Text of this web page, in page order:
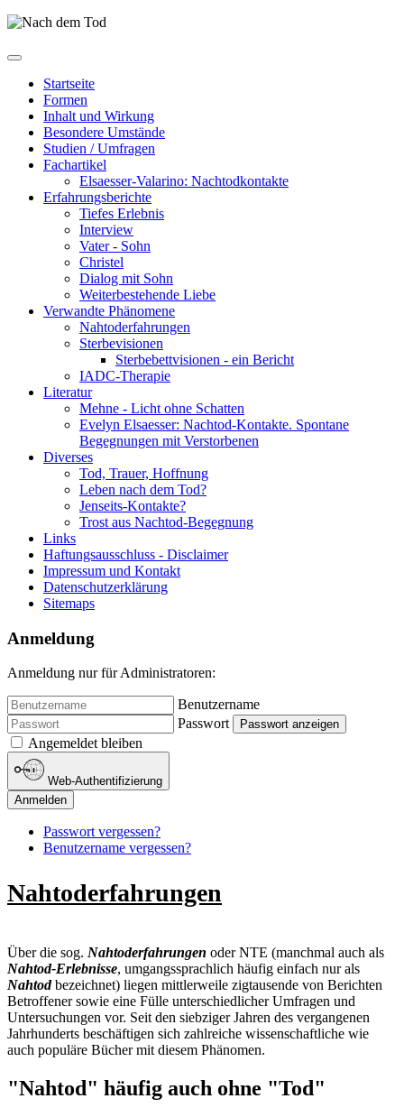
Startseite
Formen
Inhalt und Wirkung
Besondere Umstände
Studien / Umfragen
Fachartikel
Elsaesser-Valarino: Nachtodkontakte
Erfahrungsberichte
Tiefes Erlebnis
Interview
Vater - Sohn
Christel
Dialog mit Sohn
Weiterbestehende Liebe
Verwandte Phänomene
Nahtoderfahrungen
Sterbevisionen
Sterbebettvisionen - ein Bericht
IADC-Therapie
Literatur
Mehne - Licht ohne Schatten
Evelyn Elsaesser: Nachtod-Kontakte. Spontane
Begegnungen mit Verstorbenen
Diverses
Tod, Trauer, Hoffnung
Leben nach dem Tod?
Jenseits-Kontakte?
Trost aus Nachtod-Begegnung
Links
Haftungsausschluss - Disclaimer
Impressum und Kontakt
Datenschutzerklärung
Sitemaps
Anmeldung
Anmeldung nur für Administratoren:
Benutzername
Passwort
Passwort anzeigen
Angemeldet bleiben
Web-Authentifizierung
Anmelden
Passwort vergessen?
Benutzername vergessen?
Nahtoderfahrungen
Über die sog. Nahtoderfahrungen oder NTE (manchmal auch als
Nahtod-Erlebnisse, umgangssprachlich häufig einfach nur als
Nahtodbezeichnet) liegen mittlerweile zigtausende von Berichten
Betroffener sowie eine Fülle unterschiedlicher Umfragen und
Untersuchungen vor. Seit den siebziger Jahren des vergangenen
Jahrhunderts beschäftigen sich zahlreiche wissenschaftliche wie
auch populäre Bücher mit diesem Phänomen.
"Nahtod" häufig auch ohne "Tod"